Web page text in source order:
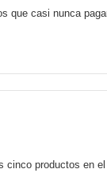
que casi nunca
cinco productos en